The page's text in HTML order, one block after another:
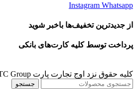
Instagram Whatsapp
از جدیدترین تخفیف‌ها باخبر شوید
پرداخت توسط کلیه کارت‌های بانکی
کلیه حقوق نزد اوج تجارت پارت OTC Group محفوظ است.
جستجو